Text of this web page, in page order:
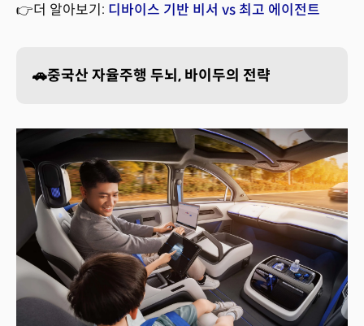
👉더 알아보기: 디바이스 기반 비서 vs 최고 에이전트
🚗중국산 자율주행 두뇌, 바이두의 전략